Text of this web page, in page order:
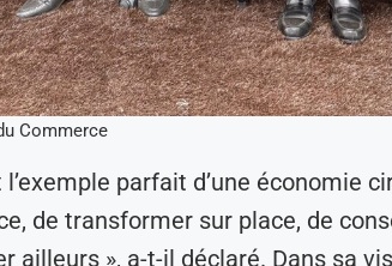
Commerce
l’exemple parfait d’une économie
de transformer sur place, de
ailleurs », a-t-il déclaré. Dans sa